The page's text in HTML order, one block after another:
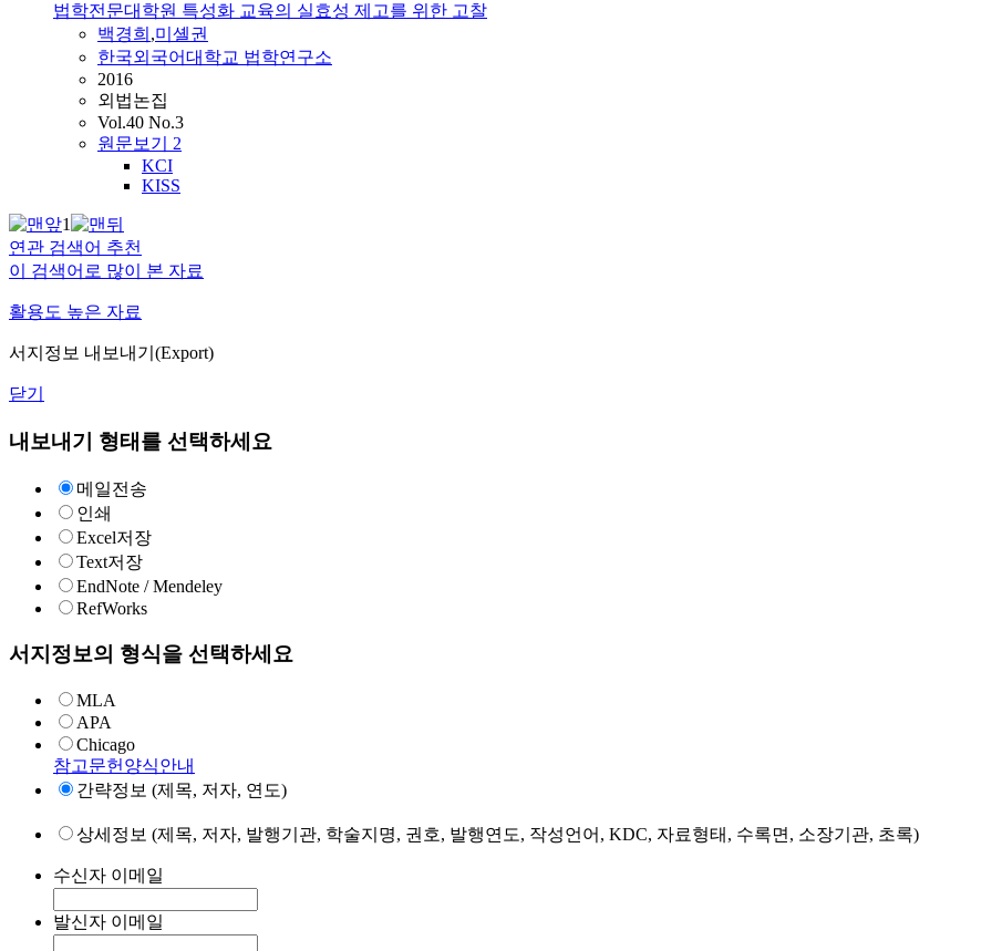
법학전문대학원 특성화 교육의 실효성 제고를 위한 고찰
백경희 ,미셸권
한국외국어대학교 법학연구소
2016
외법논집
Vol.40 No.3
원문보기 2
KCI
KISS
1
연관 검색어 추천
이 검색어로 많이 본 자료
활용도 높은 자료
서지정보 내보내기(Export)
닫기
내보내기 형태를 선택하세요
메일전송
인쇄
Excel저장
Text저장
EndNote / Mendeley
RefWorks
서지정보의 형식을 선택하세요
MLA
APA
Chicago
참고문헌양식안내
간략정보 (제목, 저자, 연도)
상세정보 (제목, 저자, 발행기관, 학술지명, 권호, 발행연도, 작성언어, KDC, 자료형태, 수록면, 소장기관, 초록)
수신자 이메일
발신자 이메일